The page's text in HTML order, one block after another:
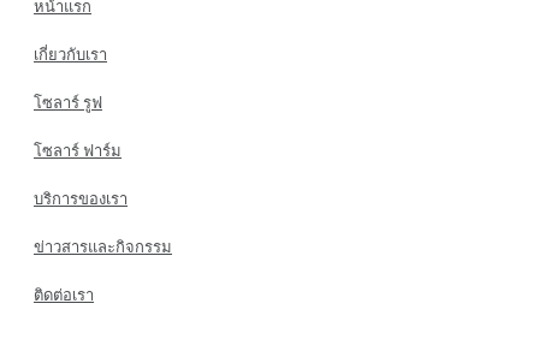
หน้าแรก
เกี่ยวกับเรา
โซลาร์ รูฟ
โซลาร์ ฟาร์ม
บริการของเรา
ข่าวสารและกิจกรรม
ติดต่อเรา